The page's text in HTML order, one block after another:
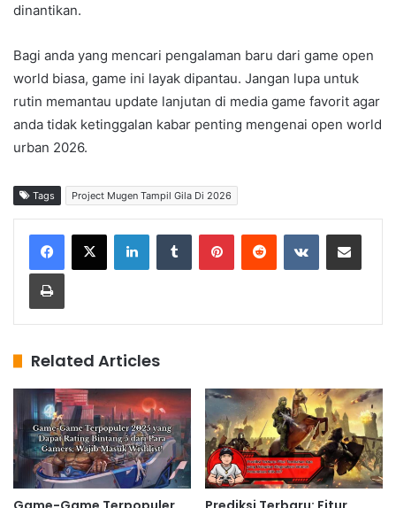
dinantikan.
Bagi anda yang mencari pengalaman baru dari game open
world biasa, game ini layak dipantau. Jangan lupa untuk
rutin memantau update lanjutan di media game favorit agar
anda tidak ketinggalan kabar penting mengenai open world
urban 2026.
Tags Project Mugen Tampil Gila Di 2026
Related Articles